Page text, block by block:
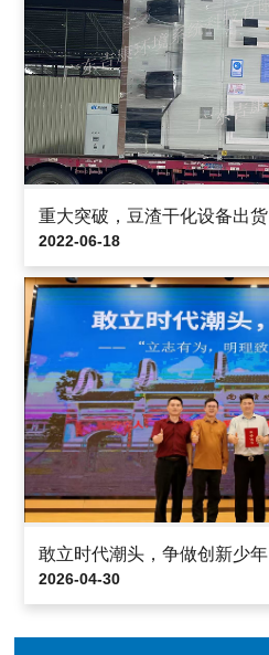
重大突破，豆渣干化设备出货
2022-06-18
2026-04-30